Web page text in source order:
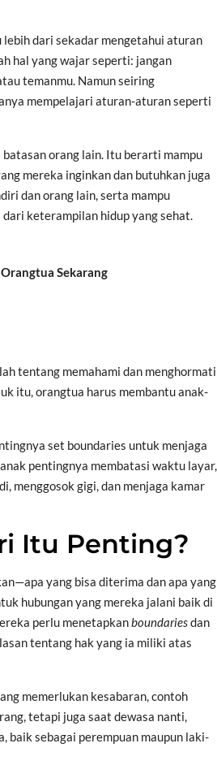
dari sekadar mengetahui aturan
hal yang wajar seperti: jangan
temanmu. Namun seiring
mempelajari aturan-aturan seperti
orang lain. Itu berarti mampu
mereka inginkan dan butuhkan juga
dan orang lain, serta mampu
keterampilan hidup yang sehat.
Sekarang
tentang memahami dan menghormati
itu, orangtua harus membantu anak-
set boundaries untuk menjaga
pentingnya membatasi waktu layar,
menggosok gigi, dan menjaga kamar
Itu Penting?
yang bisa diterima dan apa yang
hubungan yang mereka jalani baik di
perlu menetapkanboundariesdan
tentang hak yang ia miliki atas
memerlukan kesabaran, contoh
tetapi juga saat dewasa nanti,
baik sebagai perempuan maupun laki-